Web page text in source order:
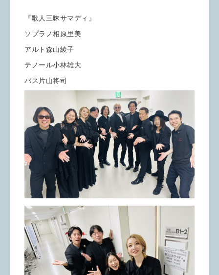
『歌人三昧サマディ』
ソプラノ相原里美
アルト森山綾子
テノール小林雄大
バス片山将司